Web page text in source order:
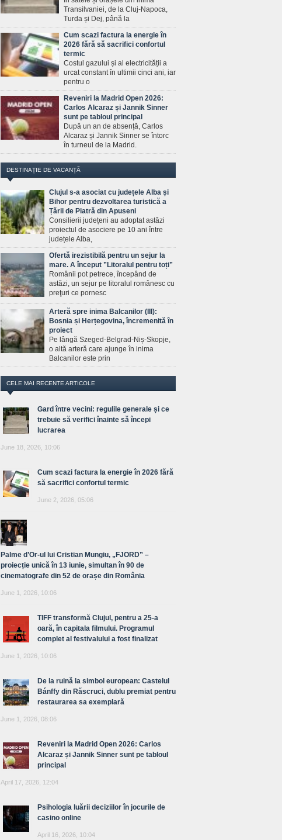
Transilvaniei, de la Cluj-Napoca,
Turda și Dej, până la
Cum scazi factura la energie în
2026 fără să sacrifici confortul
termic
Costul gazului și al electricității a
urcat constant în ultimii cinci ani, iar
pentru o
Reveniri la Madrid Open 2026:
Carlos Alcaraz și Jannik Sinner
sunt pe tabloul principal
După un an de absență, Carlos
Alcaraz și Jannik Sinner se întorc
în turneul de la Madrid.
DESTINAȚIE DE VACANȚĂ
Clujul s-a asociat cu județele Alba și
Bihor pentru dezvoltarea turistică a
Țării de Piatră din Apuseni
Consilierii județeni au adoptat astăzi
proiectul de asociere pe 10 ani între
județele Alba,
Ofertă irezistibilă pentru un sejur la
mare. A început ”Litoralul pentru toți”
Românii pot petrece, începând de
astăzi, un sejur pe litoralul românesc cu
preţuri ce pornesc
Arteră spre inima Balcanilor (III):
Bosnia și Herțegovina, încremenită în
proiect
Pe lângă Szeged-Belgrad-Niș-Skopje,
o altă arteră care ajunge în inima
Balcanilor este prin
CELE MAI RECENTE ARTICOLE
Gard între vecini: regulile generale și ce
trebuie să verifici înainte să începi
lucrarea
June 18, 2026, 10:06
Cum scazi factura la energie în 2026 fără
să sacrifici confortul termic
June 2, 2026, 05:06
Palme d’Or-ul lui Cristian Mungiu, „FJORD” –
proiecție unică în 13 iunie, simultan în 90 de
cinematografe din 52 de orașe din România
June 1, 2026, 10:06
TIFF transformă Clujul, pentru a 25-a
oară, în capitala filmului. Programul
complet al festivalului a fost finalizat
June 1, 2026, 10:06
De la ruină la simbol european: Castelul
Bánffy din Răscruci, dublu premiat pentru
restaurarea sa exemplară
June 1, 2026, 08:06
Reveniri la Madrid Open 2026: Carlos
Alcaraz și Jannik Sinner sunt pe tabloul
principal
April 17, 2026, 12:04
Psihologia luării deciziilor în jocurile de
casino online
April 16, 2026, 10:04